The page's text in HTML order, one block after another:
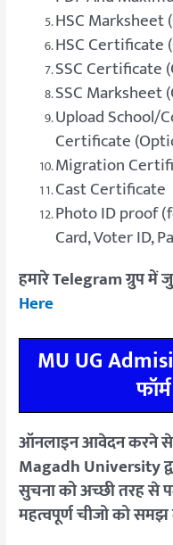
HSC Marksheet
HSC Certificate
SSC Certificate
SSC Marksheet
Upload School/
Certificate
Migration
Cast Certificate
Photo ID proof
Card, Voter ID,
हमारे Telegram ग्रुप में
Here
MU UG
ऑनलाइन आवेदन करने से
Magadh University
सुचना को अच्छी तरह से
महत्वपूर्ण चीजो को